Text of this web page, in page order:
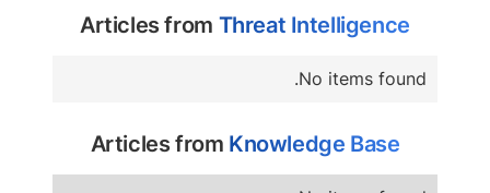
Articles from Threat Intelligence
No items found.
Articles from Knowledge Base